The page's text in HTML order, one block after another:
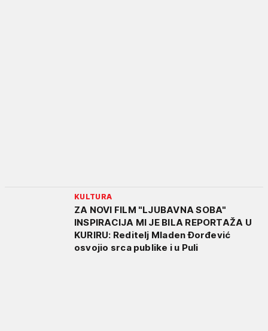
KULTURA
ZA NOVI FILM "LJUBAVNA SOBA"
INSPIRACIJA MI JE BILA REPORTAŽA U
KURIRU: Reditelj Mladen Đorđević
osvojio srca publike i u Puli